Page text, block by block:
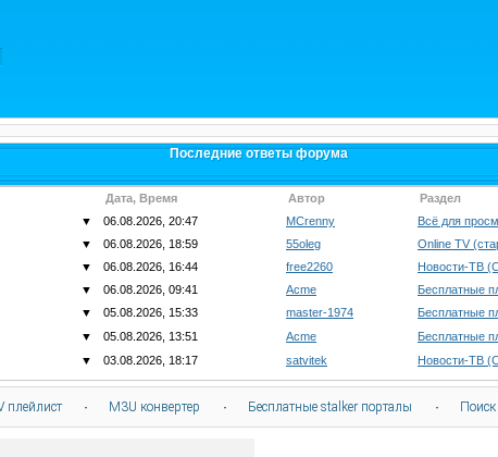
Последние ответы форума
Дата, Время Автор Раздел
▼ 06.08.2026, 20:47 MCrenny Всё для
▼ 06.08.2026, 18:59 55oleg Online TV
▼ 06.08.2026, 16:44 free2260 Новости-ТВ
▼ 06.08.2026, 09:41 Acme Бесплатные
▼ 05.08.2026, 15:33 master-1974 Бесплатные
▼ 05.08.2026, 13:51 Acme Бесплатные
▼ 03.08.2026, 18:17 satvitek Новости-ТВ
плейлист · M3U конвертер · Бесплатные stalker порталы · Поиск